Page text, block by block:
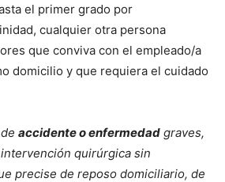
el primer grado por
cualquier otra persona
que conviva con el empleado/a
domicilio y que requiera el cuidado
accidente o enfermedad graves,
quirúrgica sin
precise de reposo domiciliario, de